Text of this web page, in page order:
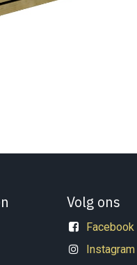
Volg ons
Facebook
Instagram